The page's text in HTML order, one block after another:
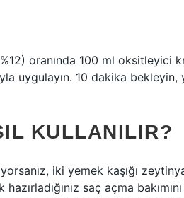
oranında 100 ml oksitleyici
uygulayın. 10 dakika bekleyin,
KULLANILIR?
iki yemek kaşığı
saç açma